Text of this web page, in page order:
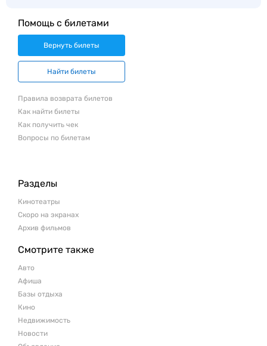
Помощь с билетами
Вернуть билеты
Найти билеты
Правила возврата билетов
Как найти билеты
Как получить чек
Вопросы по билетам
Разделы
Кинотеатры
Скоро на экранах
Архив фильмов
Смотрите также
Авто
Афиша
Базы отдыха
Кино
Недвижимость
Новости